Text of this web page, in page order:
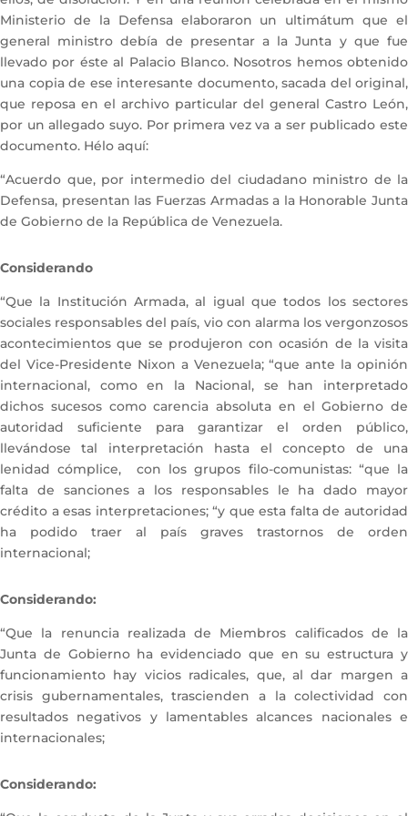
Ministerio de la Defensa elaboraron un ultimátum que el
general ministro debía de presentar a la Junta y que fue
llevado por éste al Palacio Blanco. Nosotros hemos obtenido
una copia de ese interesante documento, sacada del original,
que reposa en el archivo particular del general Castro León,
por un allegado suyo. Por primera vez va a ser publicado este
documento. Hélo aquí:
“Acuerdo que, por intermedio del ciudadano ministro de la
Defensa, presentan las Fuerzas Armadas a la Honorable Junta
de Gobierno de la República de Venezuela.
Considerando
“Que la Institución Armada, al igual que todos los sectores
sociales responsables del país, vio con alarma los vergonzosos
acontecimientos que se produjeron con ocasión de la visita
del Vice-Presidente Nixon a Venezuela; “que ante la opinión
internacional, como en la Nacional, se han interpretado
dichos sucesos como carencia absoluta en el Gobierno de
autoridad suficiente para garantizar el orden público,
llevándose tal interpretación hasta el concepto de una
lenidad cómplice, con los grupos filo-comunistas: “que la
falta de sanciones a los responsables le ha dado mayor
crédito a esas interpretaciones; “y que esta falta de autoridad
ha podido traer al país graves trastornos de orden
internacional;
Considerando:
“Que la renuncia realizada de Miembros calificados de la
Junta de Gobierno ha evidenciado que en su estructura y
funcionamiento hay vicios radicales, que, al dar margen a
crisis gubernamentales, trascienden a la colectividad con
resultados negativos y lamentables alcances nacionales e
internacionales;
Considerando: